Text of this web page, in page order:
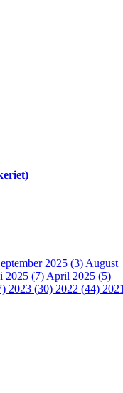
2025 (3) August
2025 (7) April 2025 (5)
2023 (30) 2022 (44)